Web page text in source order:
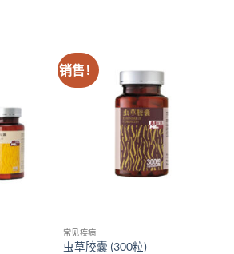
销售！
常见疾病
虫草胶囊 (300粒)